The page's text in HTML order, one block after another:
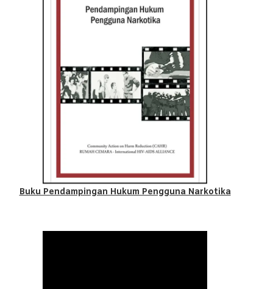
Buku Pendampingan Hukum Pengguna Narkotika